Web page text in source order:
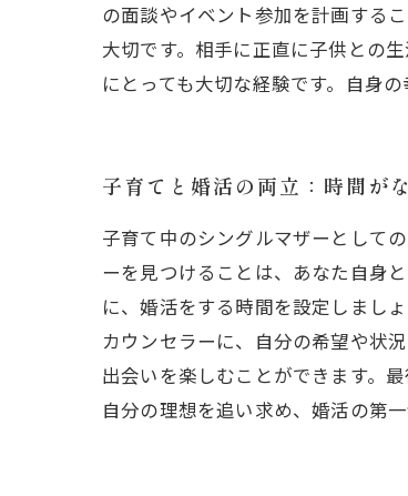
の面談やイベント参加を計画する
大切です。相手に正直に子供との
にとっても大切な経験です。自身
子育てと婚活の両立：時間が
子育て中のシングルマザーとして
ーを見つけることは、あなた自身
に、婚活をする時間を設定しまし
カウンセラーに、自分の希望や状
出会いを楽しむことができます。
自分の理想を追い求め、婚活の第